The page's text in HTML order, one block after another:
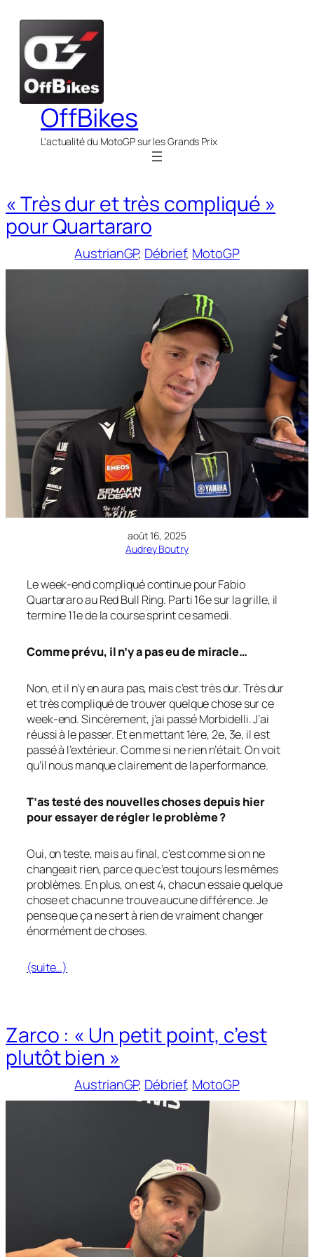
contenu
OffBikes
L'actualité du MotoGP sur les Grands Prix
« Très dur et très compliqué »
pour Quartararo
AustrianGP, Débrief, MotoGP
août 16, 2025
Audrey Boutry
Le week-end compliqué continue pour Fabio
Quartararo au Red Bull Ring. Parti 16e sur la grille, il
termine 11e de la course sprint ce samedi.
Comme prévu, il n’y a pas eu de miracle…
Non, et il n’y en aura pas, mais c’est très dur. Très dur
et très compliqué de trouver quelque chose sur ce
week-end. Sincèrement, j’ai passé Morbidelli. J’ai
réussi à le passer. Et en mettant 1ère, 2e, 3e, il est
passé à l’extérieur. Comme si ne rien n’était. On voit
qu’il nous manque clairement de la performance.
T’as testé des nouvelles choses depuis hier
pour essayer de régler le problème ?
Oui, on teste, mais au final, c’est comme si on ne
changeait rien, parce que c’est toujours les mêmes
problèmes. En plus, on est 4, chacun essaie quelque
chose et chacun ne trouve aucune différence. Je
pense que ça ne sert à rien de vraiment changer
énormément de choses.
(suite…)
Zarco : « Un petit point, c’est
plutôt bien »
AustrianGP, Débrief, MotoGP